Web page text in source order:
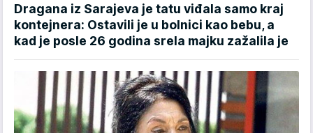
Dragana iz Sarajeva je tatu viđala samo kraj
kontejnera: Ostavili je u bolnici kao bebu, a
kad je posle 26 godina srela majku zažalila je